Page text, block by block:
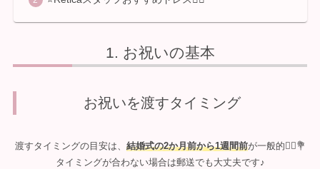
お祝いの基本
お祝いを渡すタイミング
渡すタイミングの目安は、 結婚式の2か月前から1週間前が一般的💁‍♀️💐
タイミングが合わない場合は郵送でも大丈夫です♪